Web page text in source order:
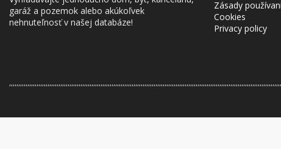
garáž a pozemok alebo akúkoľvek
nehnuteľnosť v našej databáze!
Zásady
Cookies
Privacy policy